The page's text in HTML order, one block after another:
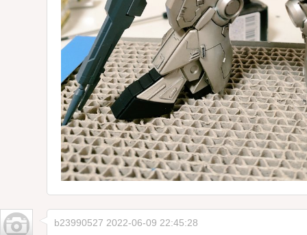
b23990527 2022-06-09 22:45:28